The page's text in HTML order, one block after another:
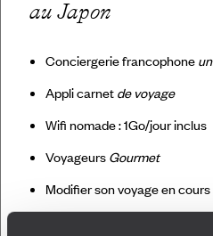
au Japon
Conciergerie francophone
Appli carnet de voyage
Wifi nomade : 1Go/jour inclus
Voyageurs Gourmet
Modifier son voyage en cours